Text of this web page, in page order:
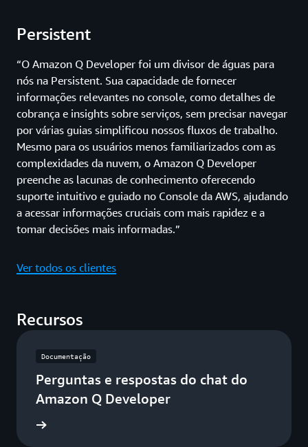
Persistent
“O Amazon Q Developer foi um divisor de águas para
nós na Persistent. Sua capacidade de fornecer
informações relevantes no console, como detalhes de
cobrança e insights sobre serviços, sem precisar navegar
por várias guias simplificou nossos fluxos de trabalho.
Mesmo para os usuários menos familiarizados com as
complexidades da nuvem, o Amazon Q Developer
preenche as lacunas de conhecimento oferecendo
suporte intuitivo e guiado no Console da AWS, ajudando
a acessar informações cruciais com mais rapidez e a
tomar decisões mais informadas.”
Ver todos os clientes
Recursos
Documentação
Perguntas e respostas do chat do
Amazon Q Developer